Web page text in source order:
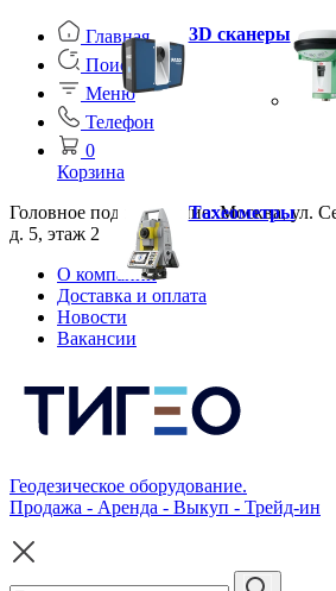
Главная
Поиск
Меню
Телефон
0
Корзина
Головное подразделение: Москва, ул.
д. 5, этаж 2
О компании
Доставка и оплата
Новости
Вакансии
Геодезическое оборудование.
Продажа - Аренда - Выкуп - Трейд-ин
3D сканеры
Тахеометры